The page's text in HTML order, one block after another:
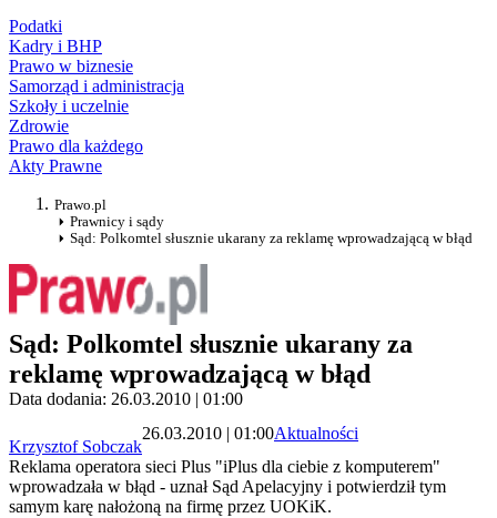
Podatki
Kadry i BHP
Prawo w biznesie
Samorząd i administracja
Szkoły i uczelnie
Zdrowie
Prawo dla każdego
Akty Prawne
Prawo.pl
Prawnicy i sądy
Sąd: Polkomtel słusznie ukarany za reklamę wprowadzającą w błąd
Sąd: Polkomtel słusznie ukarany za
reklamę wprowadzającą w błąd
Data dodania: 26.03.2010 | 01:00
Krzysztof Sobczak
26.03.2010 | 01:00Aktualności
Reklama operatora sieci Plus "iPlus dla ciebie z komputerem"
wprowadzała w błąd - uznał Sąd Apelacyjny i potwierdził tym
samym karę nałożoną na firmę przez UOKiK.